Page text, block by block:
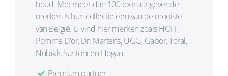
houd. Met meer dan 100 toonaangevende
merken is hun collectie een van de mooiste
van België. U vind hier merken zoals HOFF,
Pomme D'or, Dr. Martens, UGG, Gabor, Toral,
Nubikk, Santoni en Hogan.
Premium partner